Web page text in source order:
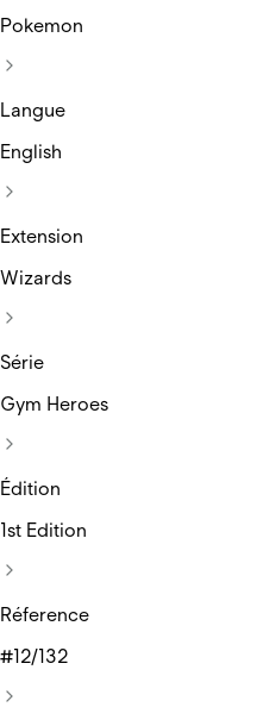
Pokemon
Langue
English
Extension
Wizards
Série
Gym Heroes
Édition
1st Edition
Réference
#12/132